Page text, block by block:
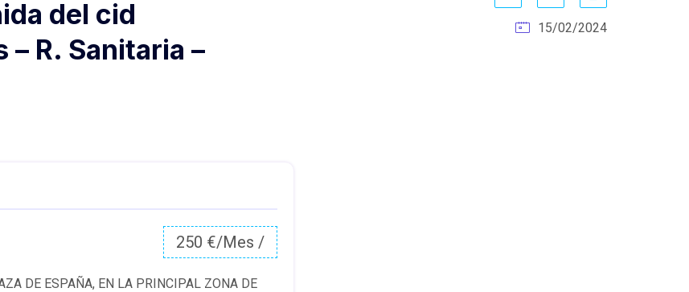
del cid
R. Sanitaria –
15/02/2024
250 €/Mes /
DE ESPAÑA, EN LA PRINCIPAL ZONA DE